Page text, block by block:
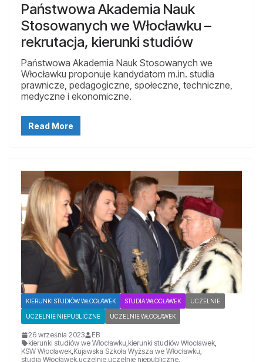
Państwowa Akademia Nauk
Stosowanych we Włocławku –
rekrutacja, kierunki studiów
Państwowa Akademia Nauk Stosowanych we
Włocławku proponuje kandydatom m.in. studia
prawnicze, pedagogiczne, społeczne, techniczne,
medyczne i ekonomiczne.
Read More
KIERUNKI STUDIÓW WŁOCŁAWEK STUDIA WŁOCŁAWEK UCZELNIE
UCZELNIE NIEPUBLICZNE UCZELNIE WŁOCŁAWEK
26 września 2023
EB
kierunki studiów we Włocławku,kierunki studiów Włocławek,
KSW Włocławek,Kujawska Szkoła Wyższa we Włocławku,
studia Włocławek,uczelnie,uczelnie niepubliczne,